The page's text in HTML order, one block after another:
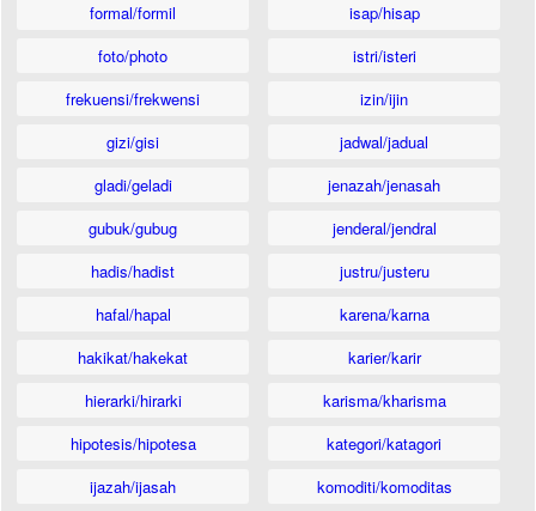
formal/formil
foto/photo
frekuensi/frekwensi
gizi/gisi
gladi/geladi
gubuk/gubug
hadis/hadist
hafal/hapal
hakikat/hakekat
hierarki/hirarki
hipotesis/hipotesa
ijazah/ijasah
isap/hisap
istri/isteri
izin/ijin
jadwal/jadual
jenazah/jenasah
jenderal/jendral
justru/justeru
karena/karna
karier/karir
karisma/kharisma
kategori/katagori
komoditi/komoditas